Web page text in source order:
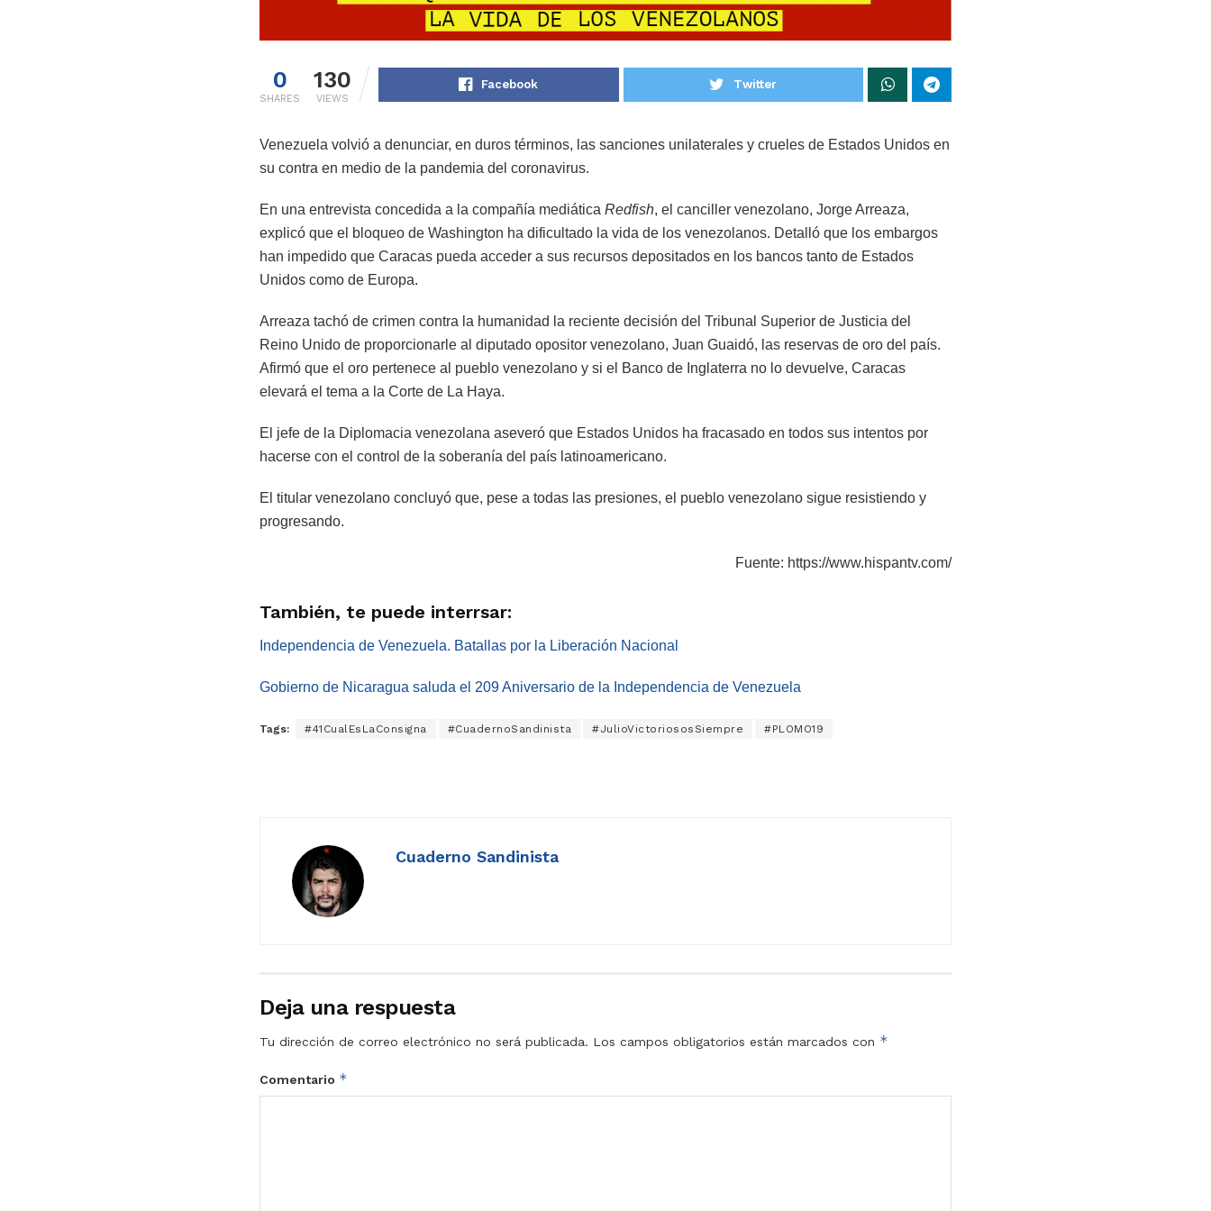
0
SHARES
130
VIEWS
Facebook Twitter
Venezuela volvió a denunciar, en duros términos, las sanciones unilaterales y crueles de Estados Unidos en
su contra en medio de la pandemia del coronavirus.
En una entrevista concedida a la compañía mediática Redfish, el canciller venezolano, Jorge Arreaza,
explicó que el bloqueo de Washington ha dificultado la vida de los venezolanos. Detalló que los embargos
han impedido que Caracas pueda acceder a sus recursos depositados en los bancos tanto de Estados
Unidos como de Europa.
Arreaza tachó de crimen contra la humanidad la reciente decisión del Tribunal Superior de Justicia del
Reino Unido de proporcionarle al diputado opositor venezolano, Juan Guaidó, las reservas de oro del país.
Afirmó que el oro pertenece al pueblo venezolano y si el Banco de Inglaterra no lo devuelve, Caracas
elevará el tema a la Corte de La Haya.
El jefe de la Diplomacia venezolana aseveró que Estados Unidos ha fracasado en todos sus intentos por
hacerse con el control de la soberanía del país latinoamericano.
El titular venezolano concluyó que, pese a todas las presiones, el pueblo venezolano sigue resistiendo y
progresando.
Fuente: https://www.hispantv.com/
También, te puede interrsar:
Independencia de Venezuela. Batallas por la Liberación Nacional
Gobierno de Nicaragua saluda el 209 Aniversario de la Independencia de Venezuela
Tags: #41CualEsLaConsigna #CuadernoSandinista #JulioVictoriososSiempre #PLOMO19
Cuaderno Sandinista
Deja una respuesta
Tu dirección de correo electrónico no será publicada. Los campos obligatorios están marcados con *
Comentario *